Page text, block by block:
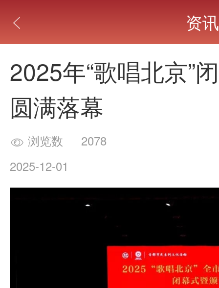
 资
2025年“歌唱北京”
圆满落幕
 浏览数
2078
2025-12-01